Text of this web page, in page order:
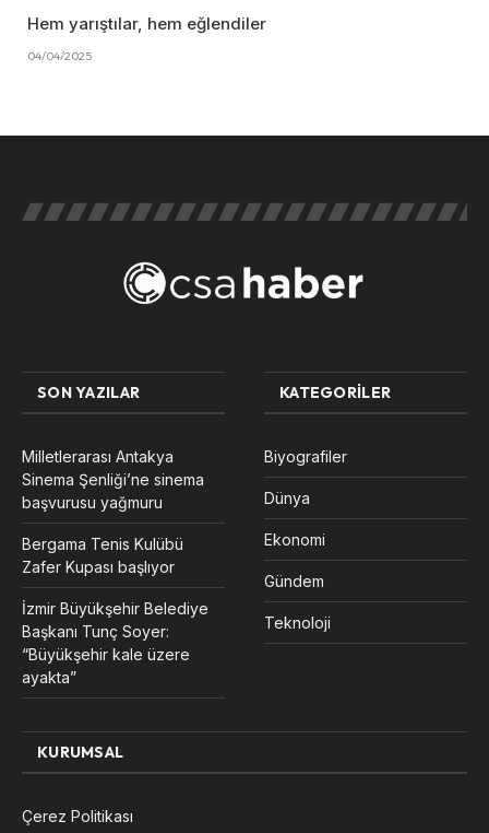
Hem yarıştılar, hem eğlendiler
04/04/2025
SON YAZILAR
Milletlerarası Antakya
Sinema Şenliği’ne sinema
başvurusu yağmuru
Bergama Tenis Kulübü
Zafer Kupası başlıyor
İzmir Büyükşehir Belediye
Başkanı Tunç Soyer:
“Büyükşehir kale üzere
ayakta”
KATEGORILER
Biyografiler
Dünya
Ekonomi
Gündem
Teknoloji
KURUMSAL
Çerez Politikası